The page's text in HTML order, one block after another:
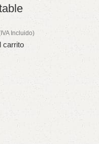
Incluido)
carrito